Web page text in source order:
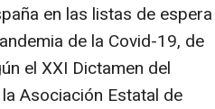
en las listas de espera
de la Covid-19, de
el XXI Dictamen del
Asociación Estatal de